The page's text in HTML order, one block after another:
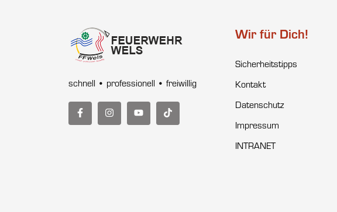
schnell • professionell • freiwillig
Wir für Dich!
Sicherheitstipps
Kontakt
Datenschutz
Impressum
INTRANET